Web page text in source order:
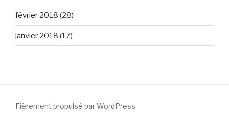
février 2018 (28)
janvier 2018 (17)
Fièrement propulsé par WordPress